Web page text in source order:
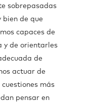
sobrepasadas
bien de que
capaces de
y de orientarles
de
actuar de
más
pensar en